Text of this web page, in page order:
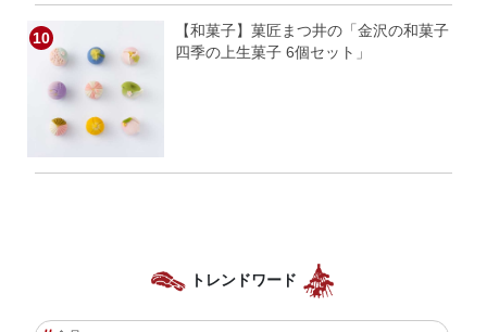
【和菓子】菓匠まつ井の「金沢の和菓子
四季の上生菓子 6個セット」
トレンドワード